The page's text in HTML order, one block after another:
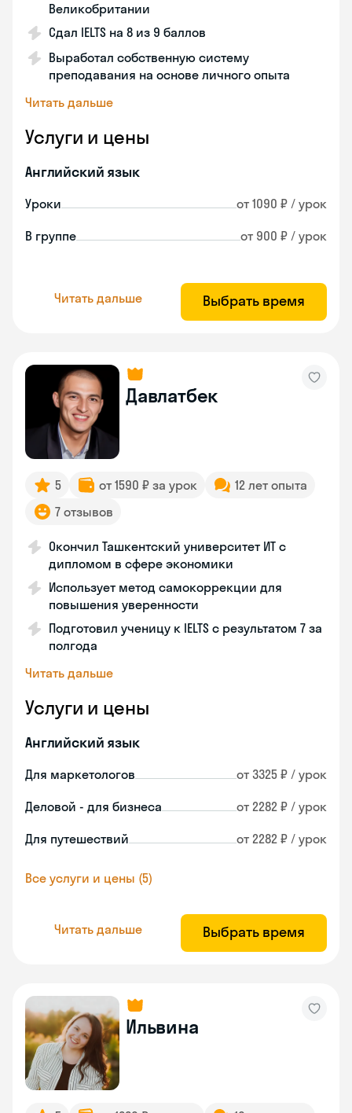
Великобритании
Сдал IELTS на 8 из 9 баллов
Выработал собственную систему
преподавания на основе личного опыта
Читать дальше
Услуги и цены
Английский язык
Уроки от 1090 ₽ / урок
В группе от 900 ₽ / урок
Читать дальше Выбрать время
Давлатбек
5 от 1590 ₽ за урок
12 лет опыта
7 отзывов
Окончил Ташкентский университет ИТ с
дипломом в сфере экономики
Использует метод самокоррекции для
повышения уверенности
Подготовил ученицу к IELTS с результатом 7 за
полгода
Читать дальше
Услуги и цены
Английский язык
Для маркетологов от 3325 ₽ / урок
Деловой - для бизнеса от 2282 ₽ / урок
Для путешествий от 2282 ₽ / урок
Все услуги и цены (5)
Читать дальше Выбрать время
Ильвина